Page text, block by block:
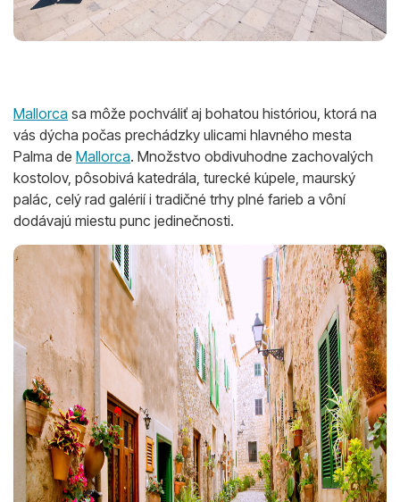
Mallorca sa môže pochváliť aj bohatou históriou, ktorá na
vás dýcha počas prechádzky ulicami hlavného mesta
Palma de Mallorca. Množstvo obdivuhodne zachovalých
kostolov, pôsobivá katedrála, turecké kúpele, maurský
palác, celý rad galérií i tradičné trhy plné farieb a vôní
dodávajú miestu punc jedinečnosti.